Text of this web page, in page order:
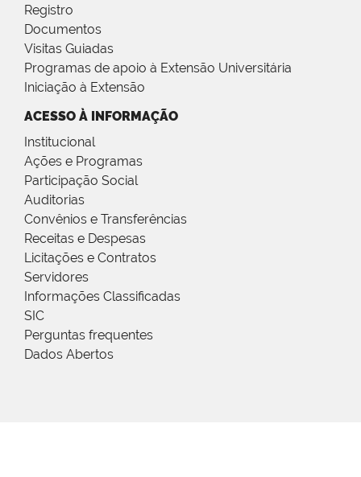
Registro
Documentos
Visitas Guiadas
Programas de apoio à Extensão Universitária
Iniciação à Extensão
ACESSO À INFORMAÇÃO
Institucional
Ações e Programas
Participação Social
Auditorias
Convênios e Transferências
Receitas e Despesas
Licitações e Contratos
Servidores
Informações Classificadas
SIC
Perguntas frequentes
Dados Abertos